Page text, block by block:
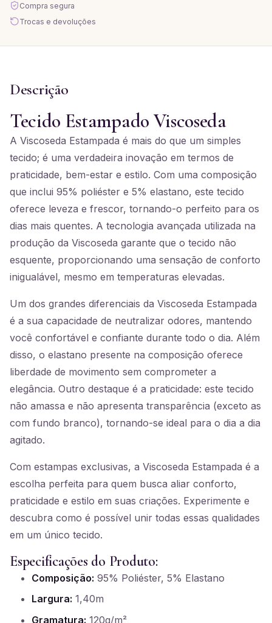
Compra segura
Trocas e devoluções
Descrição
Tecido Estampado Viscoseda
A Viscoseda Estampada é mais do que um simples
tecido; é uma verdadeira inovação em termos de
praticidade, bem-estar e estilo. Com uma composição
que inclui 95% poliéster e 5% elastano, este tecido
oferece leveza e frescor, tornando-o perfeito para os
dias mais quentes. A tecnologia avançada utilizada na
produção da Viscoseda garante que o tecido não
esquente, proporcionando uma sensação de conforto
inigualável, mesmo em temperaturas elevadas.
Um dos grandes diferenciais da Viscoseda Estampada
é a sua capacidade de neutralizar odores, mantendo
você confortável e confiante durante todo o dia. Além
disso, o elastano presente na composição oferece
liberdade de movimento sem comprometer a
elegância. Outro destaque é a praticidade: este tecido
não amassa e não apresenta transparência (exceto as
com fundo branco), tornando-se ideal para o dia a dia
agitado.
Com estampas exclusivas, a Viscoseda Estampada é a
escolha perfeita para quem busca aliar conforto,
praticidade e estilo em suas criações. Experimente e
descubra como é possível unir todas essas qualidades
em um único tecido.
Especificações do Produto:
Composição: 95% Poliéster, 5% Elastano
Largura: 1,40m
Gramatura: 120g/m²